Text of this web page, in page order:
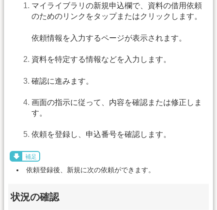
マイライブラリの新規申込欄で、資料の借用依頼
のためのリンクをタップまたはクリックします。
依頼情報を入力するページが表示されます。
資料を特定する情報などを入力します。
確認に進みます。
画面の指示に従って、内容を確認または修正しま
す。
依頼を登録し、申込番号を確認します。
補足
依頼登録後、新規に次の依頼ができます。
状況の確認